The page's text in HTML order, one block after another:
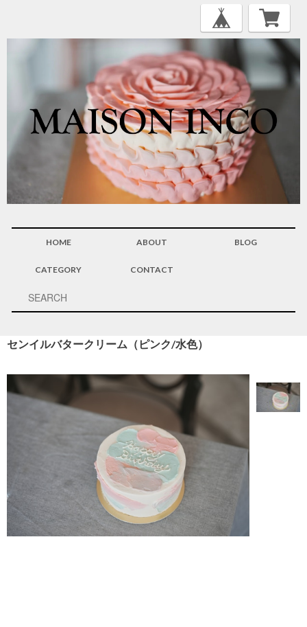
HOME ABOUT BLOG
CATEGORY CONTACT
センイルバタークリーム（ピンク/水色）